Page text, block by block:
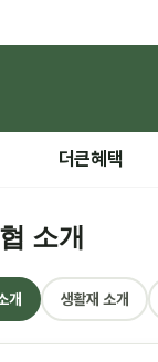
더큰혜택
소개
개 생활재 소개